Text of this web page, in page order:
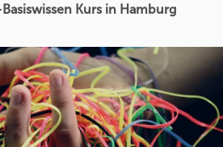
Kurs in Hamburg